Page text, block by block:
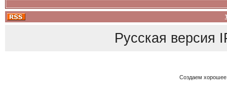
Русская версия
Создаем